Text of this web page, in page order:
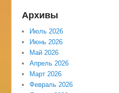
Архивы
Июль 2026
Июнь 2026
Май 2026
Апрель 2026
Март 2026
Февраль 2026